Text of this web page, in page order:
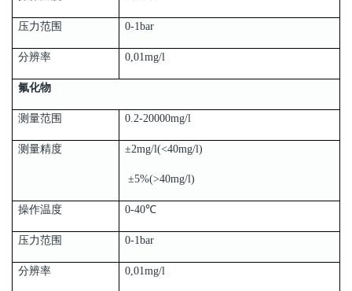
压力范围 0-1bar
分辨率 0,01mg/l
氟化物
测量范围 0.2-20000mg/l
测量精度 ±2mg/l(<40mg/l)
±5%(>40mg/l)
操作温度 0-40℃
压力范围 0-1bar
分辨率 0,01mg/l